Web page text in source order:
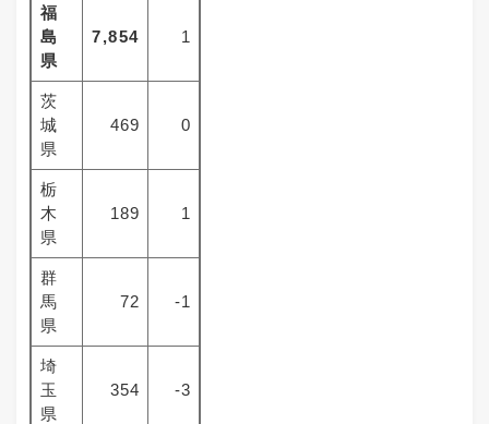
福
島
県
7,854 1
茨
城
県
469 0
栃
木
県
189 1
群
馬
県
72 -1
埼
玉
県
354 -3